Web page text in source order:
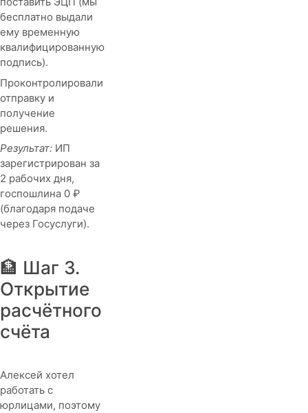
бесплатно выдали
ему временную
квалифицированную
подпись).
Проконтролировали
отправку и
получение
решения.
Результат: ИП
зарегистрирован за
2 рабочих дня,
госпошлина 0 ₽
(благодаря подаче
через Госуслуги).
🏦 Шаг 3.
Открытие
расчётного
счёта
Алексей хотел
работать с
юрлицами, поэтому